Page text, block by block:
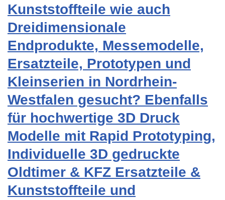
Kunststoffteile wie auch
Dreidimensionale
Endprodukte, Messemodelle,
Ersatzteile, Prototypen und
Kleinserien in Nordrhein-
Westfalen gesucht? Ebenfalls
für hochwertige 3D Druck
Modelle mit Rapid Prototyping,
Individuelle 3D gedruckte
Oldtimer & KFZ Ersatzteile &
Kunststoffteile und